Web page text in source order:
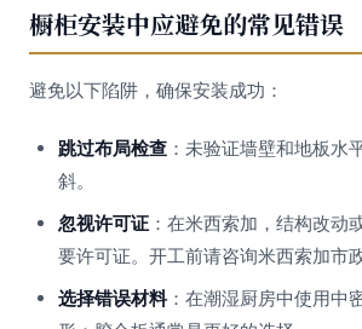
橱柜安装中应避免的常见错误
避免以下陷阱，确保安装成功：
跳过布局检查 ：未验证墙壁和地板水
斜。
忽视许可证 ：在米西索加，结构改动
要许可证。开工前请咨询米西索加市政
选择错误材料：在潮湿厨房中使用中